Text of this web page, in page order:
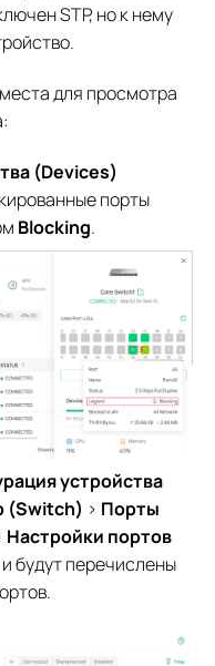
STP, но к нему
для просмотра
(Devices)
порты
Blocking.
устройства
(Switch) > Порты
Настройки портов
и будут перечислены